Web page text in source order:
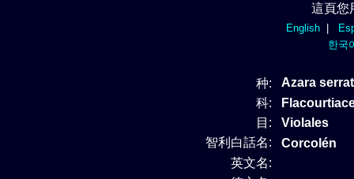
這頁您
English|
한국
种:
Azara
科:
目:
Violales
智利白話名:
Corcolén
英文名: